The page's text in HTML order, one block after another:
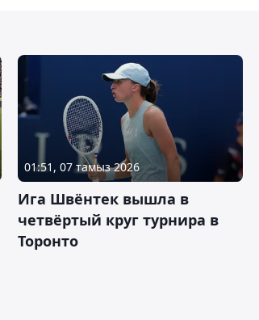
01:51, 07 тамыз 2026
Ига Швёнтек вышла в
четвёртый круг турнира в
Торонто